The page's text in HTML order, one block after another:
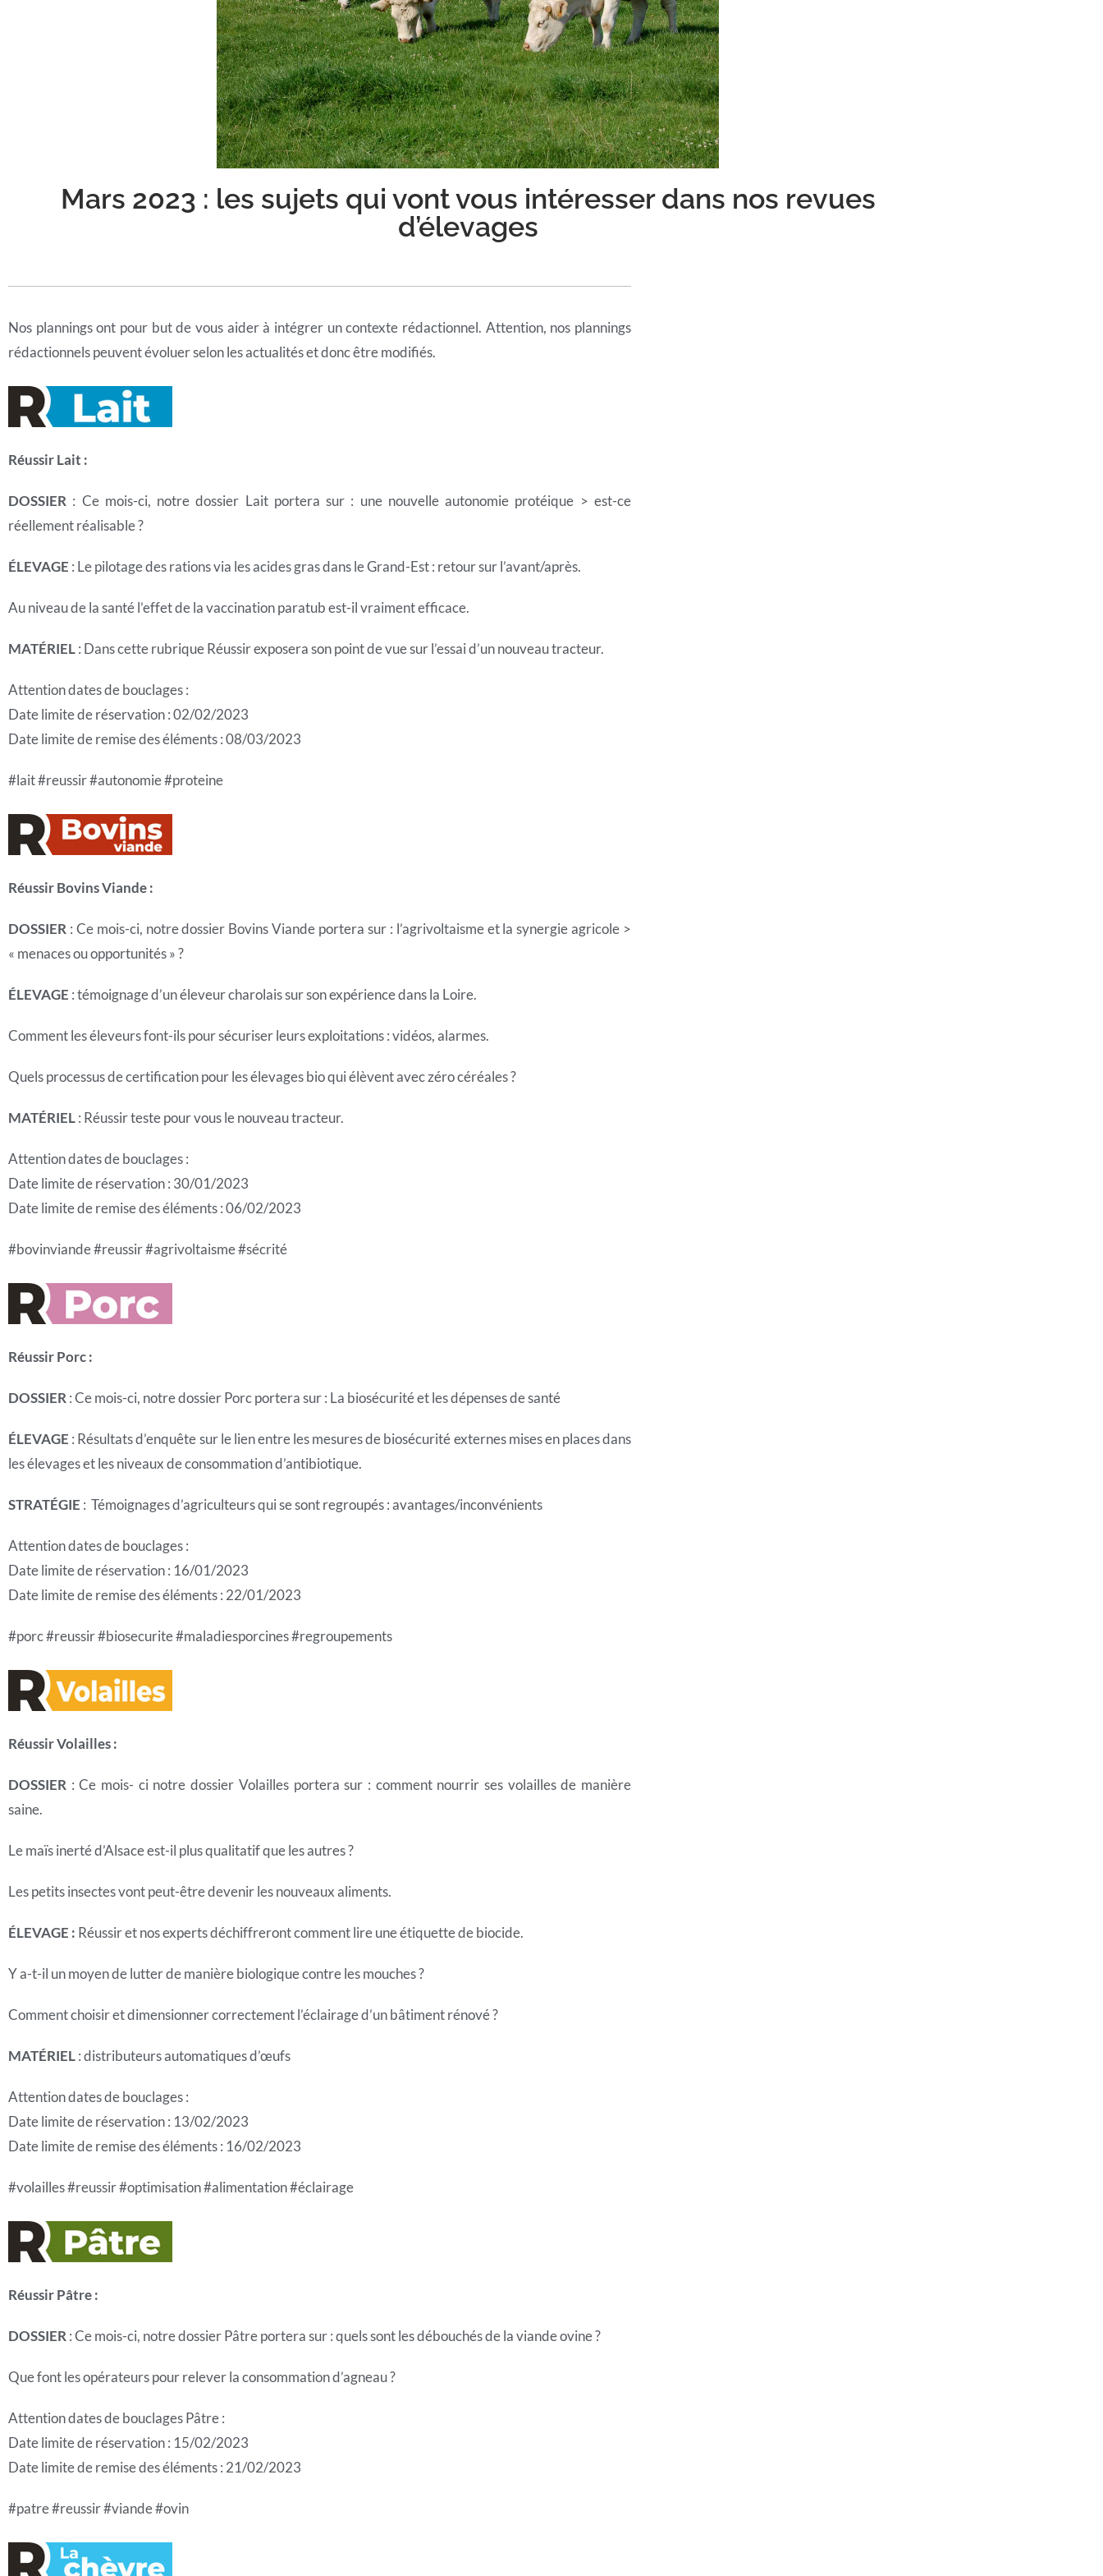
Mars 2023 : les sujets qui vont vous intéresser dans nos revues
d’élevages
Nos plannings ont pour but de vous aider à intégrer un contexte rédactionnel. Attention, nos plannings
rédactionnels peuvent évoluer selon les actualités et donc être modifiés.
Réussir Lait :
DOSSIER : Ce mois-ci, notre dossier Lait portera sur : une nouvelle autonomie protéique > est-ce
réellement réalisable ?
ÉLEVAGE : Le pilotage des rations via les acides gras dans le Grand-Est : retour sur l’avant/après.
Au niveau de la santé l’effet de la vaccination paratub est-il vraiment efficace.
MATÉRIEL: Dans cette rubrique Réussir exposera son point de vue sur l’essai d’un nouveau tracteur.
Attention dates de bouclages :
Date limite de réservation : 02/02/2023
Date limite de remise des éléments : 08/03/2023
#lait #reussir #autonomie #proteine
Réussir Bovins Viande :
DOSSIER : Ce mois-ci, notre dossier Bovins Viande portera sur : l’agrivoltaisme et la synergie agricole >
« menaces ou opportunités » ?
ÉLEVAGE : témoignage d’un éleveur charolais sur son expérience dans la Loire.
Comment les éleveurs font-ils pour sécuriser leurs exploitations : vidéos, alarmes.
Quels processus de certification pour les élevages bio qui élèvent avec zéro céréales ?
MATÉRIEL: Réussir teste pour vous le nouveau tracteur.
Attention dates de bouclages :
Date limite de réservation : 30/01/2023
Date limite de remise des éléments : 06/02/2023
#bovinviande #reussir #agrivoltaisme #sécrité
Réussir Porc :
DOSSIER : Ce mois-ci, notre dossier Porc portera sur : La biosécurité et les dépenses de santé
ÉLEVAGE : Résultats d’enquête sur le lien entre les mesures de biosécurité externes mises en places dans
les élevages et les niveaux de consommation d’antibiotique.
STRATÉGIE : Témoignages d’agriculteurs qui se sont regroupés : avantages/inconvénients
Attention dates de bouclages :
Date limite de réservation : 16/01/2023
Date limite de remise des éléments : 22/01/2023
#porc #reussir #biosecurite #maladiesporcines #regroupements
Réussir Volailles :
DOSSIER : Ce mois- ci notre dossier Volailles portera sur : comment nourrir ses volailles de manière
saine.
Le maïs inerté d’Alsace est-il plus qualitatif que les autres ?
Les petits insectes vont peut-être devenir les nouveaux aliments.
ÉLEVAGE : Réussir et nos experts déchiffreront comment lire une étiquette de biocide.
Y a-t-il un moyen de lutter de manière biologique contre les mouches ?
Comment choisir et dimensionner correctement l’éclairage d’un bâtiment rénové ?
MATÉRIEL: distributeurs automatiques d’œufs
Attention dates de bouclages :
Date limite de réservation : 13/02/2023
Date limite de remise des éléments : 16/02/2023
#volailles #reussir #optimisation #alimentation #éclairage
Réussir Pâtre :
DOSSIER : Ce mois-ci, notre dossier Pâtre portera sur : quels sont les débouchés de la viande ovine ?
Que font les opérateurs pour relever la consommation d’agneau ?
Attention dates de bouclages Pâtre :
Date limite de réservation : 15/02/2023
Date limite de remise des éléments : 21/02/2023
#patre #reussir #viande #ovin